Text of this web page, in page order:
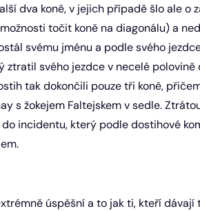
dva koně, v jejich případě šlo ale o
točit koně na diagonálu) a
svému jménu a podle svého
ztratil svého jezdce v necelé
tak dokončili pouze tři koně,
s žokejem Faltejskem v sedle.
incidentu, který podle dostihové
úspěšní a to jak ti, kteří